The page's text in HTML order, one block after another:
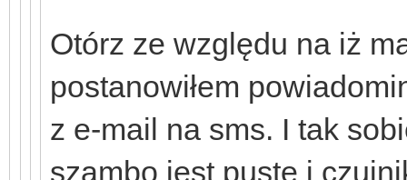
Otórz ze względu na iż
postanowiłem
z e-mail na sms. I tak
szambo jest puste i